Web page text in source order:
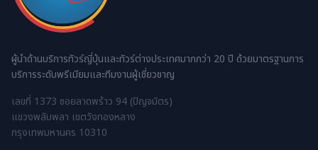
ผู้นำด้านบริการทัวร์ญี่ปุ่นและทัวร์ต่างประเทศมากกว่า 20 ปี ด้วยมาตรฐานการ
บริการระดับพรีเมียมและทีมงานผู้เชี่ยวชาญ
เลขที่ 1373 ซอยลาดพร้าว 94 (ปัญจมิตร)
แขวงพลับพลา เขตวังทองหลาง
กรุงเทพมหานคร 10310